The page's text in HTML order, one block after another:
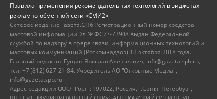
Правила применения рекомендательных технологий в виджетах
рекламно-обменной сети «СМИ2»
Сетевое издание Газета.СПб Регистрационный номер средства
массовой информации Эл № ФС77-73908 выдан Федеральной
службой по надзору в сфере связи, информационных технологий и
массовых коммуникаций (Роскомнадзор) 12 октября 2018 года.
Главный редактор Гущин Ярослав Алексеевич, info@gazeta.spb.ru,
тел: +7 (812) 627-21-84. Учредитель АО "Открытые Медиа",
info@gazeta.spb.ru
Адрес редакции ООО "Рост": 197022, Россия, г.Санкт-Петербург,